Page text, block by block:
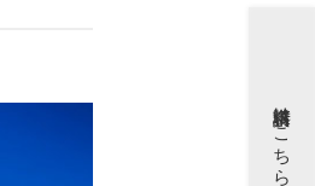
資料請求はこちら